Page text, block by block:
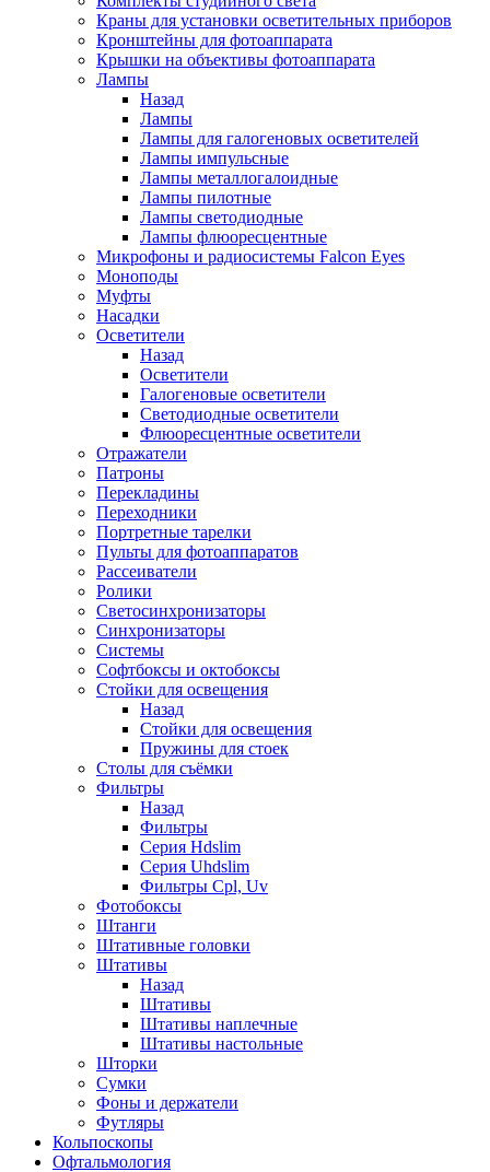
Краны для установки осветительных приборов
Кронштейны для фотоаппарата
Крышки на объективы фотоаппарата
Лампы
Назад
Лампы
Лампы для галогеновых осветителей
Лампы импульсные
Лампы металлогалоидные
Лампы пилотные
Лампы светодиодные
Лампы флюоресцентные
Микрофоны и радиосистемы Falcon Eyes
Моноподы
Муфты
Насадки
Осветители
Назад
Осветители
Галогеновые осветители
Светодиодные осветители
Флюоресцентные осветители
Отражатели
Патроны
Перекладины
Переходники
Портретные тарелки
Пульты для фотоаппаратов
Рассеиватели
Ролики
Светосинхронизаторы
Синхронизаторы
Системы
Софтбоксы и октобоксы
Стойки для освещения
Назад
Стойки для освещения
Пружины для стоек
Столы для съёмки
Фильтры
Назад
Фильтры
Серия Hdslim
Серия Uhdslim
Фильтры Cpl, Uv
Фотобоксы
Штанги
Штативные головки
Штативы
Назад
Штативы
Штативы наплечные
Штативы настольные
Шторки
Сумки
Фоны и держатели
Футляры
Кольпоскопы
Офтальмология